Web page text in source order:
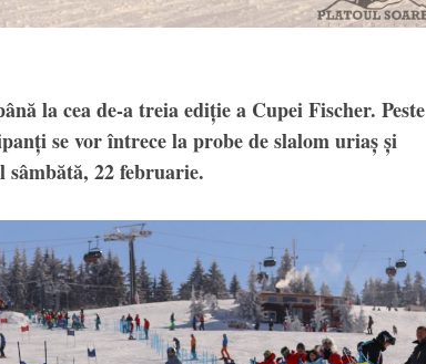
la cea de-a treia ediție a Cupei Fischer. Peste
se vor întrece la probe de slalom uriaș și
sâmbătă, 22 februarie.